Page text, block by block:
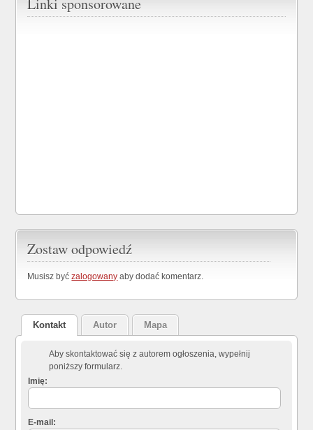
Linki sponsorowane
Zostaw odpowiedź
Musisz byćzalogowany aby dodać komentarz.
Kontakt Autor Mapa
Aby skontaktować się z autorem ogłoszenia, wypełnij
poniższy formularz.
Imię:
E-mail: